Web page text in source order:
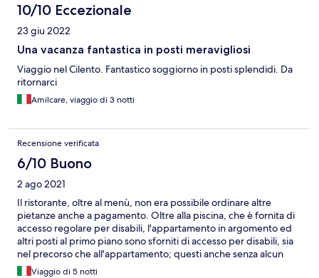
10/10 Eccezionale
23 giu 2022
Una vacanza fantastica in posti meravigliosi
Viaggio nel Cilento. Fantastico soggiorno in posti splendidi. Da
ritornarci
Amilcare, viaggio di 3 notti
Recensione verificata
6/10 Buono
2 ago 2021
Il ristorante, oltre al menù, non era possibile ordinare altre
pietanze anche a pagamento. Oltre alla piscina, che è fornita di
accesso regolare per disabili, l'appartamento in argomento ed
altri posti al primo piano sono sforniti di accesso per disabili, sia
nel precorso che all'appartamento; questi anche senza alcun
riparo per la pioggia.
Viaggio di 5 notti